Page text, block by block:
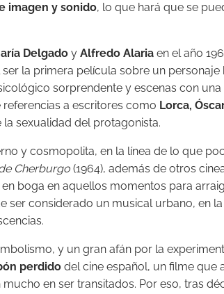
imagen y sonido, lo que hará que se
Delgado y Alfredo Alaria en el año
la primera película sobre un
sorprendente y escenas con
a escritores como Lorca,
sexualidad del protagonista.
y cosmopolita, en la línea de lo que
Cherburgo (1964), además de otros
boga en aquellos momentos para
ser considerado un musical urbano, en
y un gran afán por la
perdido del cine español, un filme que
en ser transitados. Por eso, tras